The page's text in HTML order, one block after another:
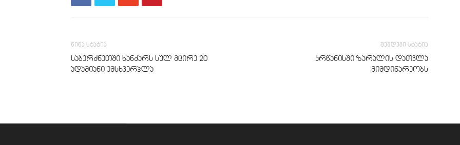
წინა სტატია
საბერძნეთში ხანძარს სულ მცირე 20
ადამიანი ემსხვერპლა
შემდეგი სტატია
კრწანისში ზარალის დათვლა
მიმდინარეობს